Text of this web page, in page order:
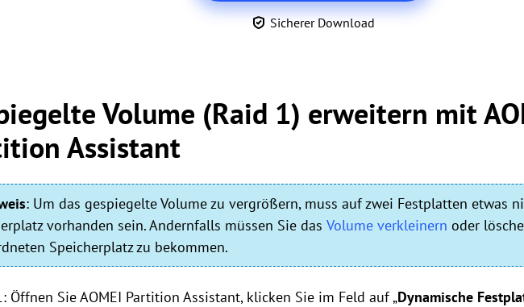
Sicherer Download
Volume (Raid 1) erweitern mit
Assistant
: Um das gespiegelte Volume zu vergrößern, muss auf zwei Festplatten etwas
vorhanden sein. Andernfalls müssen Sie das Volume verkleinern oder
Speicherplatz zu bekommen.
Öffnen Sie AOMEI Partition Assistant, klicken Sie im Feld auf „Dynamische